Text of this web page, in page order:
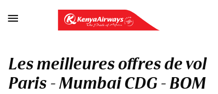

Les meilleures offres de vol
Paris - Mumbai CDG - BOM